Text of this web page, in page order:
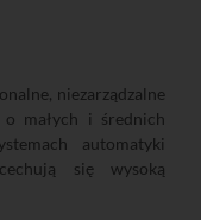
niezarządzalne
małych i średnich
automatyki
się wysoką